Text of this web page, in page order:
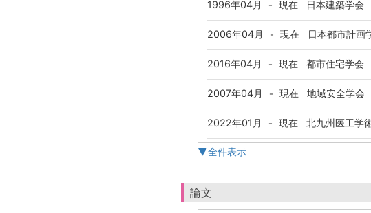
1996年04月 - 現在 日本建築学会
2006年04月 - 現在 日本都市計画
2016年04月 - 現在 都市住宅学会
2007年04月 - 現在 地域安全学会
2022年01月 - 現在 北九州医工学
▼全件表示
論文